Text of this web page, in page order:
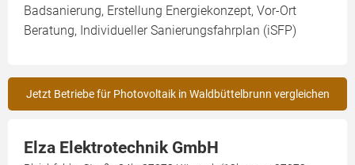
Badsanierung, Erstellung Energiekonzept, Vor-Ort
Beratung, Individueller Sanierungsfahrplan (iSFP)
Jetzt Betriebe für Photovoltaik in Waldbüttelbrunn vergleichen
Elza Elektrotechnik GmbH